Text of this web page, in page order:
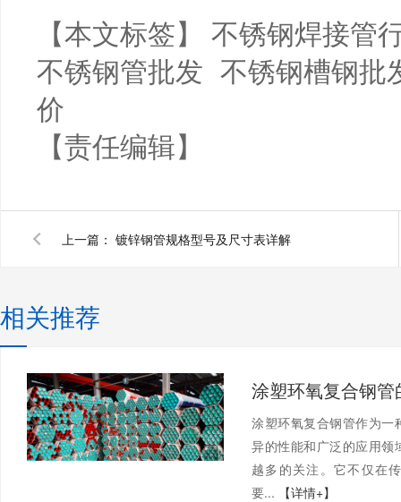
【本文标签】 不锈钢焊接管
不锈钢管批发 不锈钢槽钢
价
【责任编辑】
上一篇： 镀锌钢管规格型号及尺寸表详解
相关推荐
涂塑环氧复合钢管作为一
异的性能和广泛的应用领
越多的关注。它不仅在
要...
【详情+】